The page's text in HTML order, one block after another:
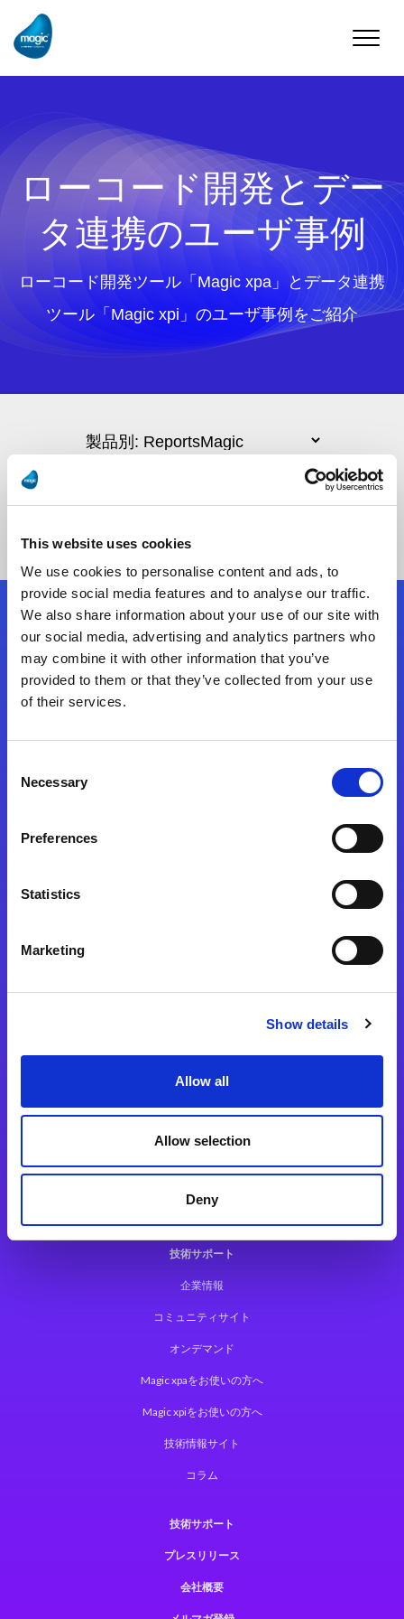
This website uses cookies
We use cookies to personalise content and ads, to
provide social media features and to analyse our traffic.
We also share information about your use of our site with
our social media, advertising and analytics partners who
may combine it with other information that you’ve
provided to them or that they’ve collected from your use
of their services.
Selection
Necessary
Preferences
Statistics
Marketing
Show details
Allow all
Allow selection
Deny
Toggle
ローコード開発とデー
タ連携のユーザ事例
ローコード開発ツール「Magic xpa」とデータ連携
ツール「Magic xpi」のユーザ事例をご紹介
お問合せ
フォローする
Magic xpa関連ソフトウェア
Magic xpi
Magic xpi製品詳細
Magic xpi購入後手続きのご案内
Magic xpi Cloud Gateway
技術サポート
企業情報
コミュニティサイト
オンデマンド
Magic xpaをお使いの方へ
Magic xpiをお使いの方へ
技術情報サイト
コラム
技術サポート
プレスリリース
会社概要